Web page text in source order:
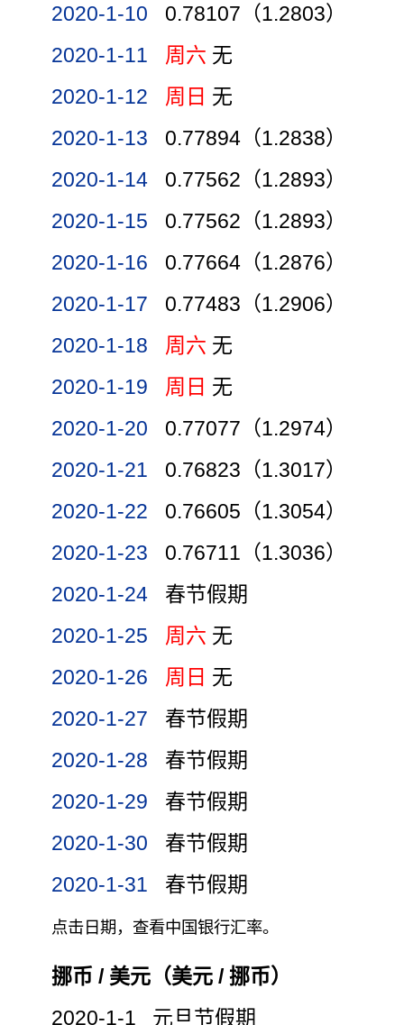
2020-1-10
0.78107（1.2803）
2020-1-11
周六 无
2020-1-12
周日 无
2020-1-13
0.77894（1.2838）
2020-1-14
0.77562（1.2893）
2020-1-15
0.77562（1.2893）
2020-1-16
0.77664（1.2876）
2020-1-17
0.77483（1.2906）
2020-1-18
周六 无
2020-1-19
周日 无
2020-1-20
0.77077（1.2974）
2020-1-21
0.76823（1.3017）
2020-1-22
0.76605（1.3054）
2020-1-23
0.76711（1.3036）
2020-1-24
春节假期
2020-1-25
周六 无
2020-1-26
周日 无
2020-1-27
春节假期
2020-1-28
春节假期
2020-1-29
春节假期
2020-1-30
春节假期
2020-1-31
春节假期
点击日期，查看中国银行汇率。
挪币 / 美元（美元 / 挪币）
2020-1-1 元旦节假期